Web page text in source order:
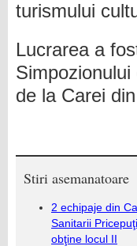
turismului
Lucrarea a
de la Carei
Stiri asemanatoare
2 echipaje din
Sanitarii
obţine locul II